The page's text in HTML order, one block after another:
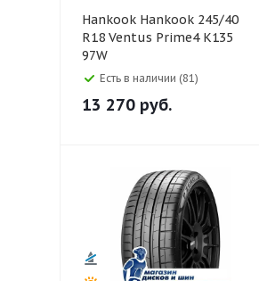
Hankook Hankook 245/40
R18 Ventus Prime4 K135
97W
Есть в наличии (81)
13 270 руб.